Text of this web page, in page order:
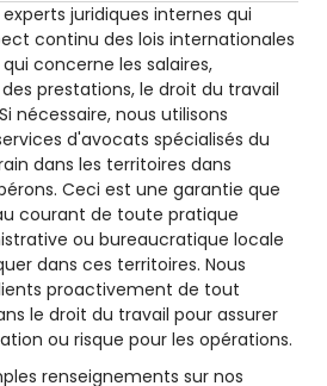
juridiques internes qui
continu des lois internationales
concerne les salaires,
prestations, le droit du travail
nécessaire, nous utilisons
d'avocats spécialisés du
dans les territoires dans
Ceci est une garantie que
courant de toute pratique
ou bureaucratique locale
dans ces territoires. Nous
proactivement de tout
le droit du travail pour assurer
ou risque pour les opérations.
renseignements sur nos